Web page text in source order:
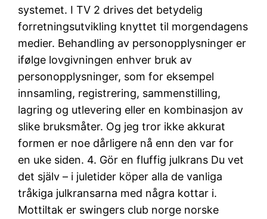
systemet. I TV 2 drives det betydelig
forretningsutvikling knyttet til morgendagens
medier. Behandling av personopplysninger er
ifølge lovgivningen enhver bruk av
personopplysninger, som for eksempel
innsamling, registrering, sammenstilling,
lagring og utlevering eller en kombinasjon av
slike bruksmåter. Og jeg tror ikke akkurat
formen er noe dårligere nå enn den var for
en uke siden. 4. Gör en fluffig julkrans Du vet
det själv – i juletider köper alla de vanliga
tråkiga julkransarna med några kottar i.
Mottiltak er swingers club norge norske